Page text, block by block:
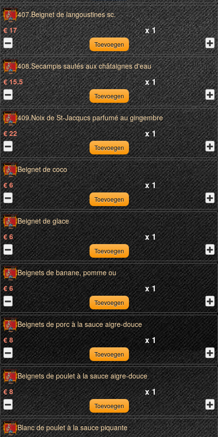
407.Beignet de langoustines sc.
€ 17
x 1
Toevoegen
408.Secampis sautés aux châtaignes d'eau
€ 15.5
x 1
Toevoegen
409.Noix de St-Jacqucs parfumé au gingembre
€ 22
x 1
Toevoegen
Beignet de coco
€ 6
x 1
Toevoegen
Beignet de glace
€ 6
x 1
Toevoegen
Beignets de banane, pomme ou
€ 6
x 1
Toevoegen
Beignets de porc à la sauce aigre-douce
€ 8
x 1
Toevoegen
Beignets de poulet à la sauce aigre-douce
€ 8
x 1
Toevoegen
Blanc de poulet à la sauce piquante